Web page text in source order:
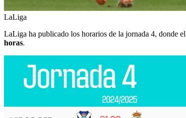
LaLiga
LaLiga ha publicado los horarios de la jornada 4, donde el
horas.